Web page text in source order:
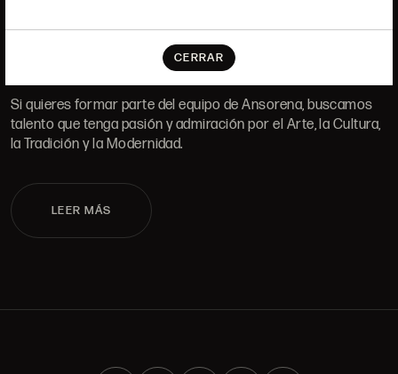
CERRAR
TRABAJA CON NOSOTROS
Si quieres formar parte del equipo de Ansorena, buscamos
talento que tenga pasión y admiración por el Arte, la Cultura,
la Tradición y la Modernidad.
LEER MÁS